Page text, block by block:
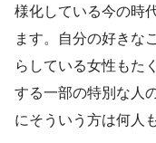
様化している今の時
ます。自分の好きな
らしている女性もた
する一部の特別な人
にそういう方は何人